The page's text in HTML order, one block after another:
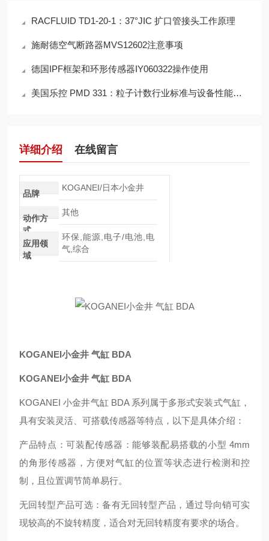
RACFLUID TD1-20-1：37°JIC 扩口管接头工作原理
施耐德空气断路器MVS12602注意事项
德国IPF框架和环形传感器IY060322操作使用
美国乐控 PMD 331：粒子计数行业标准与设备性能匹配分析
详细介绍 在线留言
品牌
KOGANEI/日本小金井
动作方
式
其他
应用领
域
环保,能源,电子/电池,电
气,综合
KOGANEI小金井 气缸 BDA
KOGANEI小金井 气缸 BDA
KOGANEI 小金井气缸 BDA 系列属于多形式安装式气缸，
具有安装灵活、可搭载传感器等特点，以下是具体介绍：
产品特点：可装配传感器：能够装配易搭载的小型 4mm
的角形传感器，方便对气缸的位置等状态进行检测和控
制，且位置调节简单易行。
无回转型产品可选：备有无回转型产品，通过导向销可实
现较高的不旋转精度，适合对无回转精度有要求的场合。